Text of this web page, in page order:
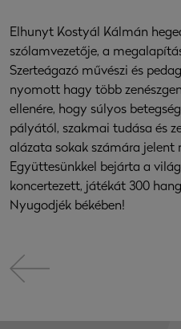
Elhunyt Kostyál Kálmán
szólamvezetője, a
Szerteágazó művészi és
nyomott hagy több
ellenére, hogy súlyos
pályától, szakmai tudása és
alázata sokak számára
Együttesünkkel bejárta a
koncertezett, játékát 300
Nyugodjék békében!